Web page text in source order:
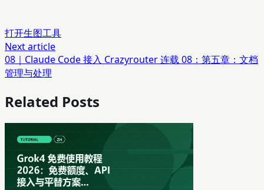
打开生图工具
Next article
08｜Claude Code 接入 Crazyrouter 连载 08：第五章：文档
管理与处理
Related Posts